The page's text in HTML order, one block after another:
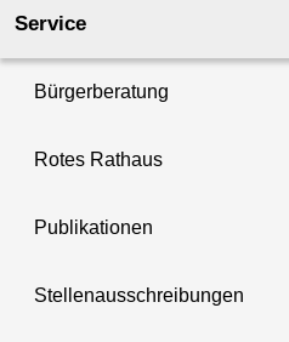
Service
Bürgerberatung
Rotes Rathaus
Publikationen
Stellenausschreibungen